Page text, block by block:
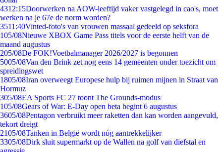
4312:15Doorwerken na AOW-leeftijd vaker vastgelegd in cao's, moet
werken na je 67e de norm worden?
3511:40Vinted-foto's van vrouwen massaal gedeeld op seksfora
105/08Nieuwe XBOX Game Pass titels voor de eerste helft van de
maand augustus
205/08De FOK!Voetbalmanager 2026/2027 is begonnen
5005/08Van den Brink zet nog eens 14 gemeenten onder toezicht om
spreidingswet
1805/08Iran overweegt Europese hulp bij ruimen mijnen in Straat van
Hormuz
305/08EA Sports FC 27 toont The Grounds-modus
105/08Gears of War: E-Day open beta begint 6 augustus
3605/08Pentagon verbruikt meer raketten dan kan worden aangevuld,
tekort dreigt
2105/08Tanken in België wordt nóg aantrekkelijker
3305/08Dirk sluit supermarkt op de Wallen na golf van diefstal en